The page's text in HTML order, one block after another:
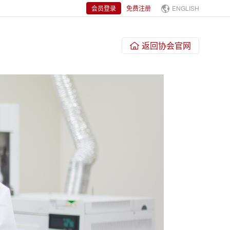
会员登录 免费注册 ENGLISH
返回协会官网